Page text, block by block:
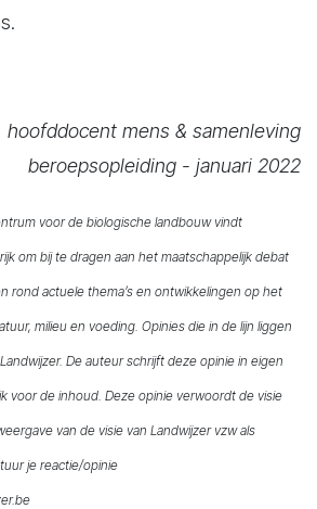
hoofddocent mens & samenleving
beroepsopleiding - januari 2022
voor de biologische landbouw vindt
om bij te dragen aan het maatschappelijk debat
rond actuele thema’s en ontwikkelingen op het
milieu en voeding. Opinies die in de lijn liggen
De auteur schrijft deze opinie in eigen
voor de inhoud. Deze opinie verwoordt de visie
van de visie van Landwijzer vzw als
je reactie/opinie